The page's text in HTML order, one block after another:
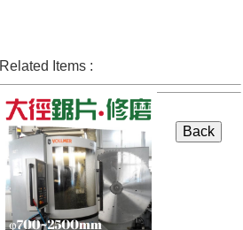
Related Items :